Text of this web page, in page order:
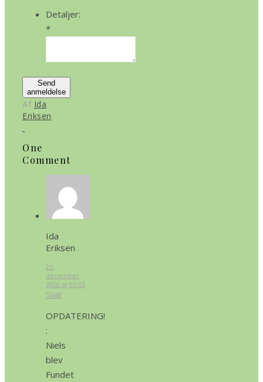
Detaljer:
*
Send
anmeldelse
Af Ida
Eriksen
One
Comment
Ida
Eriksen
23.
december
2020 at 05:55
Svar
OPDATERING!
:
Niels
blev
Fundet